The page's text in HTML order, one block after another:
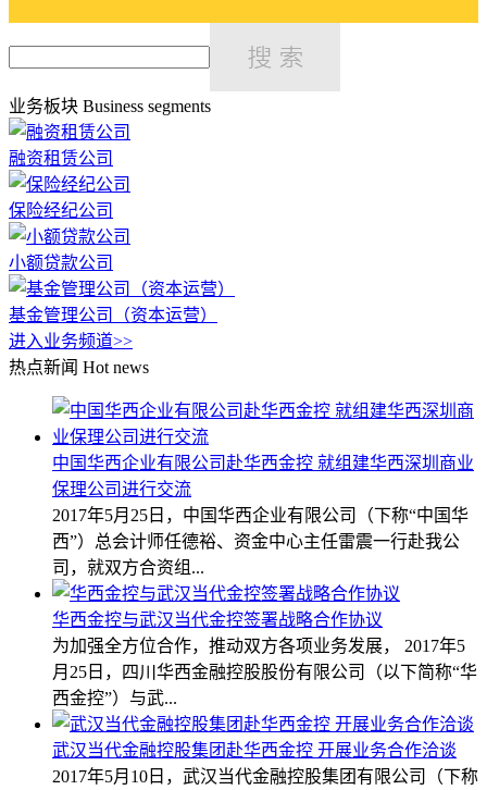
业务板块 Business segments
融资租赁公司
保险经纪公司
小额贷款公司
基金管理公司（资本运营）
进入业务频道>>
热点新闻 Hot news
中国华西企业有限公司赴华西金控 就组建华西深圳商业
保理公司进行交流
2017年5月25日，中国华西企业有限公司（下称“中国华
西”）总会计师任德裕、资金中心主任雷震一行赴我公
司，就双方合资组...
华西金控与武汉当代金控签署战略合作协议
为加强全方位合作，推动双方各项业务发展， 2017年5
月25日，四川华西金融控股股份有限公司（以下简称“华
西金控”）与武...
武汉当代金融控股集团赴华西金控 开展业务合作洽谈
2017年5月10日，武汉当代金融控股集团有限公司（下称